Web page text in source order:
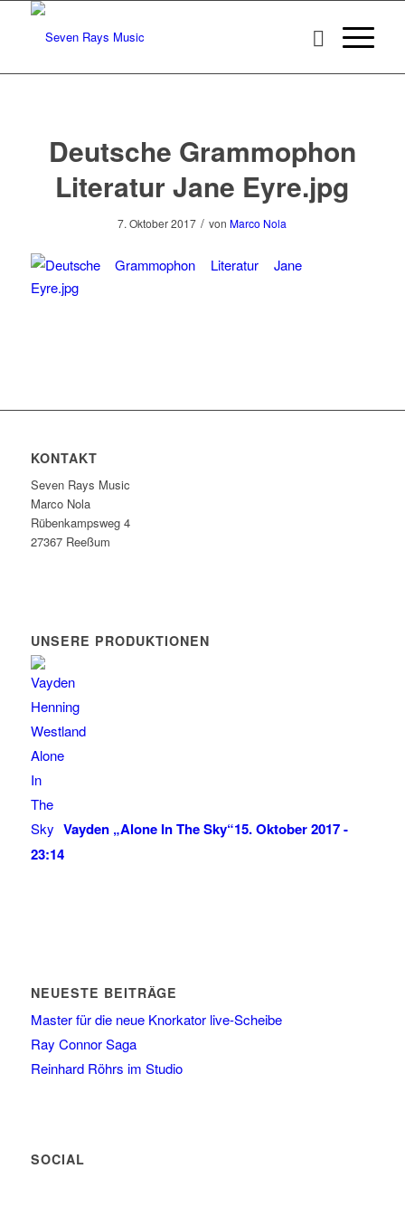
Deutsche Grammophon
Literatur Jane Eyre.jpg
7. Oktober 2017 / von Marco Nola
KONTAKT
Seven Rays Music
Marco Nola
Rübenkampsweg 4
27367 Reeßum
UNSERE PRODUKTIONEN
Vayden „Alone In The Sky“15. Oktober 2017 -
23:14
NEUESTE BEITRÄGE
Master für die neue Knorkator live-Scheibe
Ray Connor Saga
Reinhard Röhrs im Studio
SOCIAL